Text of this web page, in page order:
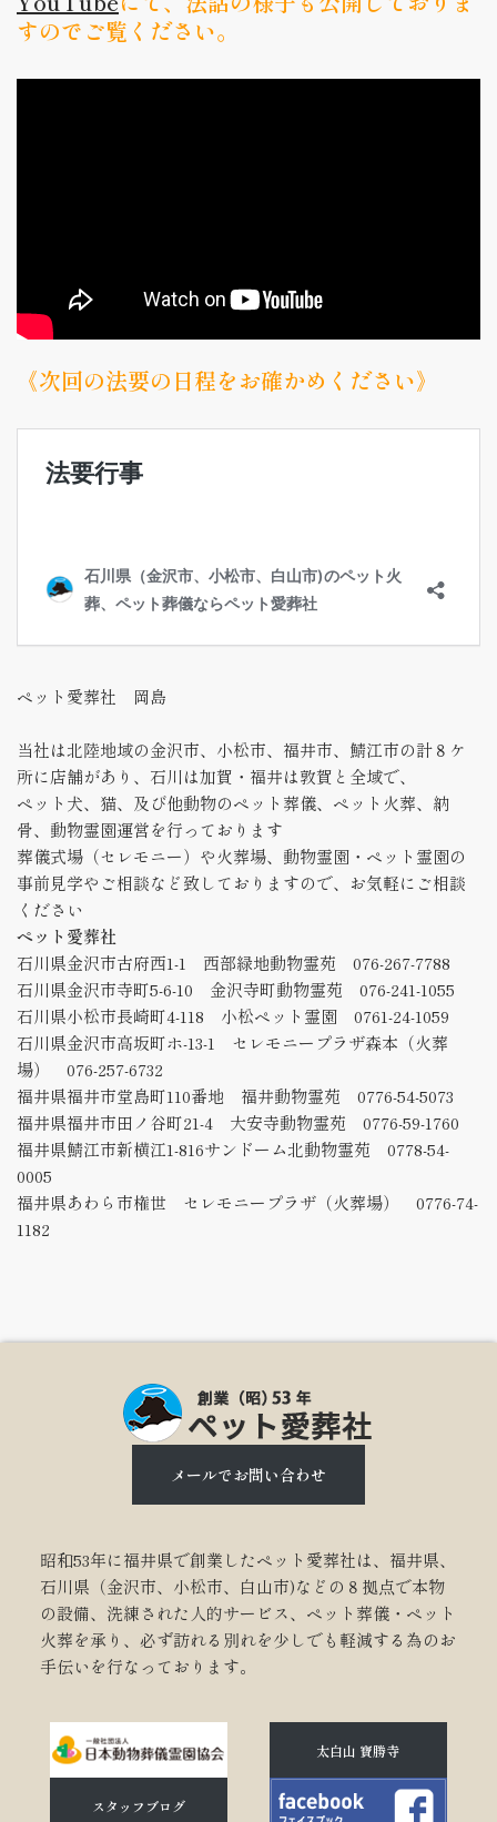
すのでご覧ください。
《次回の法要の日程をお確かめください》
ペット愛葬社 岡島
当社は北陸地域の金沢市、小松市、福井市、鯖江市の計８ケ
所に店舗があり、石川は加賀・福井は敦賀と全域で、
ペット犬、猫、及び他動物のペット葬儀、ペット火葬、納
骨、動物霊園運営を行っております
葬儀式場（セレモニー）や火葬場、動物霊園・ペット霊園の
事前見学やご相談など致しておりますので、お気軽にご相談
ください
ペット愛葬社
石川県金沢市古府西1-1 西部緑地動物霊苑 076-267-7788
石川県金沢市寺町5-6-10 金沢寺町動物霊苑 076-241-1055
石川県小松市長崎町4-118 小松ペット霊園 0761-24-1059
石川県金沢市高坂町ホ-13-1 セレモニープラザ森本（火葬
場） 076-257-6732
福井県福井市堂島町110番地 福井動物霊苑 0776-54-5073
福井県福井市田ノ谷町21-4 大安寺動物霊苑 0776-59-1760
福井県鯖江市新横江1-816サンドーム北動物霊苑 0778-54-
0005
福井県あわら市権世 セレモニープラザ（火葬場） 0776-74-
1182
メールでお問い合わせ
昭和53年に福井県で創業したペット愛葬社は、福井県、
石川県（金沢市、小松市、白山市)などの８拠点で本物
の設備、洗練された人的サービス、ペット葬儀・ペット
火葬を承り、必ず訪れる別れを少しでも軽減する為のお
手伝いを行なっております。
太白山 寶勝寺
スタッフブログ